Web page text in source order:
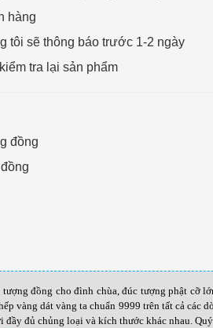
hàng
tôi sẽ thông báo trước 1-2 ngày
tra lại sản phẩm
đồng
tượng đồng cho đình chùa, đúc tượng phật cỡ
vàng dát vàng ta chuẩn 9999 trên tất cả các
đầy đủ chủng loại và kích thước khác nhau